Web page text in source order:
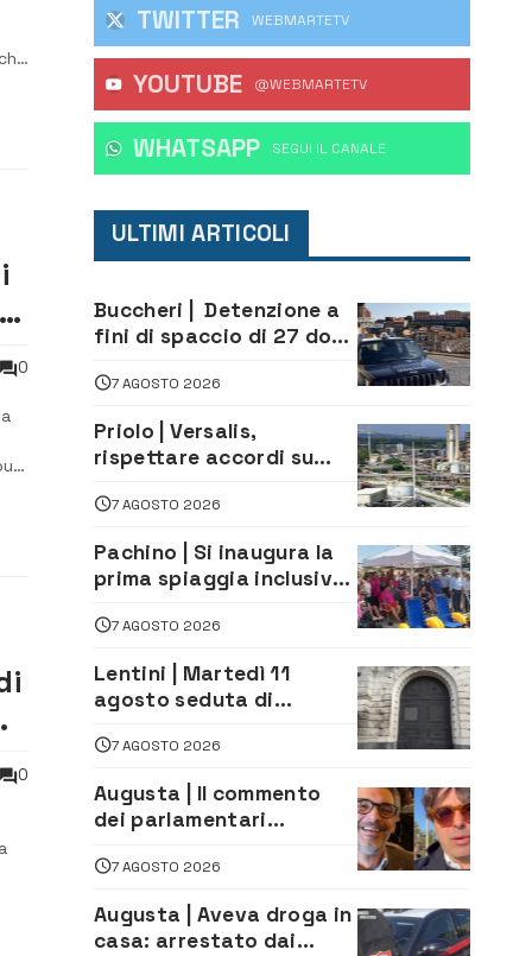
0
0
TWITTER WEBMARTETV
YOUTUBE @WEBMARTETV
WHATSAPP ‎SEGUI IL CANALE
ULTIMI ARTICOLI
Buccheri | Detenzione a
fini di spaccio di 27 dosi
20enni
7 AGOSTO 2026
Priolo | Versalis,
rispettare accordi su
lavoro. Il sindaco scrive
alla società
7 AGOSTO 2026
Pachino | Si inaugura la
prima spiaggia inclusiva
assistenza e prevenzione
aperte a tutti
7 AGOSTO 2026
Lentini | Martedì 11
agosto seduta di
7 AGOSTO 2026
Augusta | Il commento
dei parlamentari
firma del contatto per il
depuratore
7 AGOSTO 2026
Augusta | Aveva droga in
casa: arrestato dai